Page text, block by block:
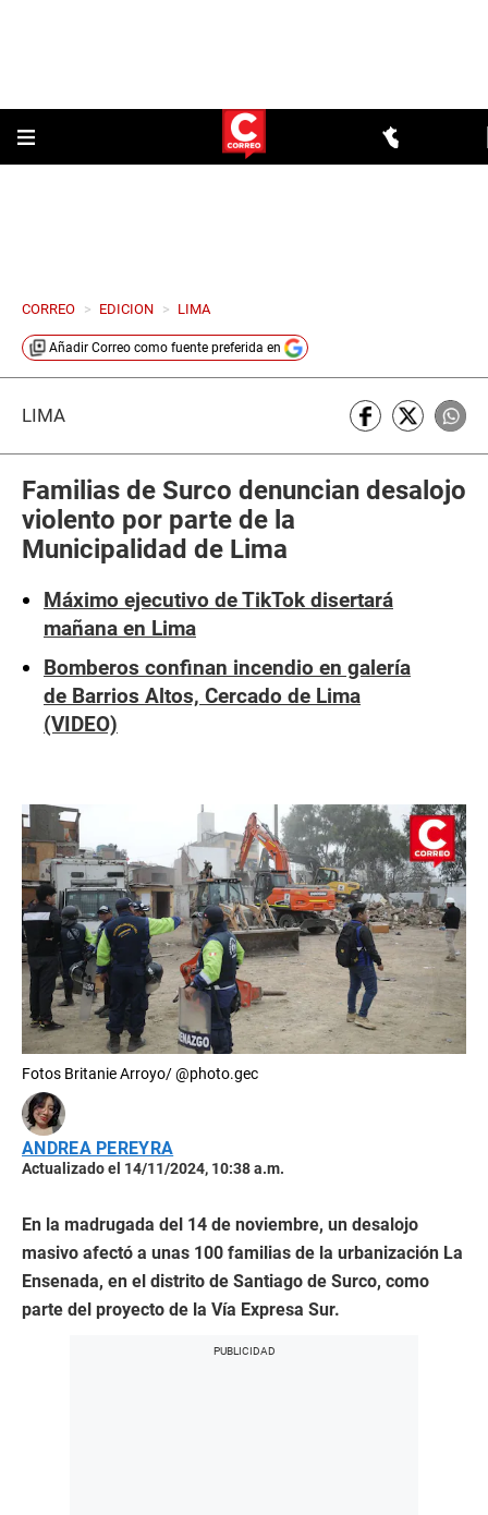
CORREO > EDICION > LIMA
Añadir Correo como fuente preferida en
LIMA
Familias de Surco denuncian desalojo
violento por parte de la
Municipalidad de Lima
Máximo ejecutivo de TikTok disertará
mañana en Lima
Bomberos confinan incendio en galería
de Barrios Altos, Cercado de Lima
(VIDEO)
Fotos Britanie Arroyo/ @photo.gec
ANDREA PEREYRA
Actualizado el 14/11/2024, 10:38 a.m.
En la madrugada del 14 de noviembre, un desalojo
masivo afectó a unas 100 familias de la urbanización La
Ensenada, en el distrito de Santiago de Surco, como
parte del proyecto de la Vía Expresa Sur.